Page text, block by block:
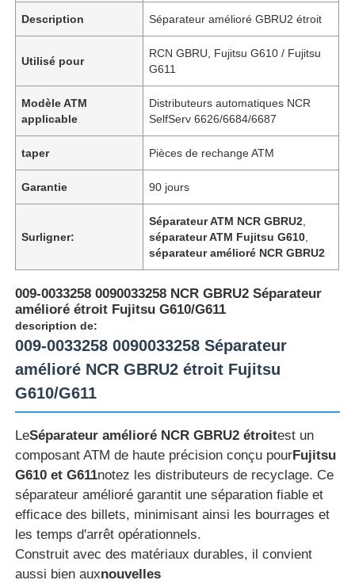
Description Séparateur amélioré GBRU2 étroit
Utilisé pour
RCN GBRU, Fujitsu G610 / Fujitsu
G611
Modèle ATM
applicable
Distributeurs automatiques NCR
SelfServ 6626/6684/6687
taper Pièces de rechange ATM
Garantie 90 jours
Surligner:
Séparateur ATM NCR GBRU2
séparateur ATM Fujitsu G610
séparateur amélioré NCR GBRU2
009-0033258 0090033258 NCR GBRU2 Séparateur
amélioré étroit Fujitsu G610/G611
description de:
009-0033258 0090033258 Séparateur
amélioré NCR GBRU2 étroit Fujitsu
G610/G611
LeSéparateur amélioré NCR GBRU2 étroitest un
composant ATM de haute précision conçu pourFujitsu
G610 et G611notez les distributeurs de recyclage. Ce
séparateur amélioré garantit une séparation fiable et
efficace des billets, minimisant ainsi les bourrages et
les temps d'arrêt opérationnels.
Construit avec des matériaux durables, il convient
aussi bien auxnouvelles